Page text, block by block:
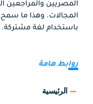
المصريين
المجالات. وهذا ما سمح
باستخدام لغة مشتركة.
روابط هامة
الرئيسية